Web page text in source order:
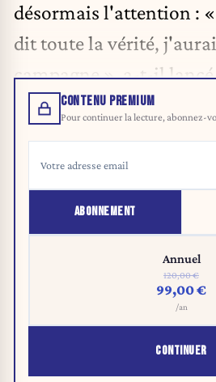
désormais l'attention : «
dit toute la vérité,
campagne », a-t-il
CONTENU PREMIUM
Pour continuer la lecture, abonnez-
ABONNEMENT
Annuel
120,00 €
99,00 €
/an
CONTINUER